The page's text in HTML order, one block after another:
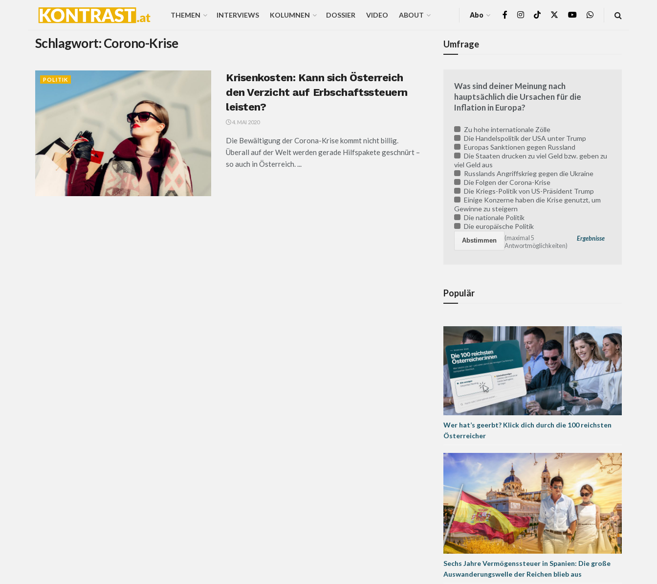
THEMEN INTERVIEWS KOLUMNEN DOSSIER VIDEO ABOUT Abo
Schlagwort:Corono-Krise
POLITIK
Krisenkosten: Kann sich Österreich
den Verzicht auf Erbschaftssteuern
leisten?
4. MAI 2020
Die Bewältigung der Corona-Krise kommt nicht billig.
Überall auf der Welt werden gerade Hilfspakete geschnürt –
so auch in Österreich. ...
Umfrage
Was sind deiner Meinung nach
hauptsächlich die Ursachen für die
Inflation in Europa?
Zu hohe internationale Zölle
Die Handelspolitik der USA unter Trump
Europas Sanktionen gegen Russland
Die Staaten drucken zu viel Geld bzw. geben zu
viel Geld aus
Russlands Angriffskrieg gegen die Ukraine
Die Folgen der Corona-Krise
Die Kriegs-Politik von US-Präsident Trump
Einige Konzerne haben die Krise genutzt, um
Gewinne zu steigern
Die nationale Politik
Die europäische Politik
Ergebnisse
(maximal 5
Antwortmöglichkeiten)
Populär
Wer hat’s geerbt? Klick dich durch die 100 reichsten
Österreicher
Sechs Jahre Vermögenssteuer in Spanien: Die große
Auswanderungswelle der Reichen blieb aus